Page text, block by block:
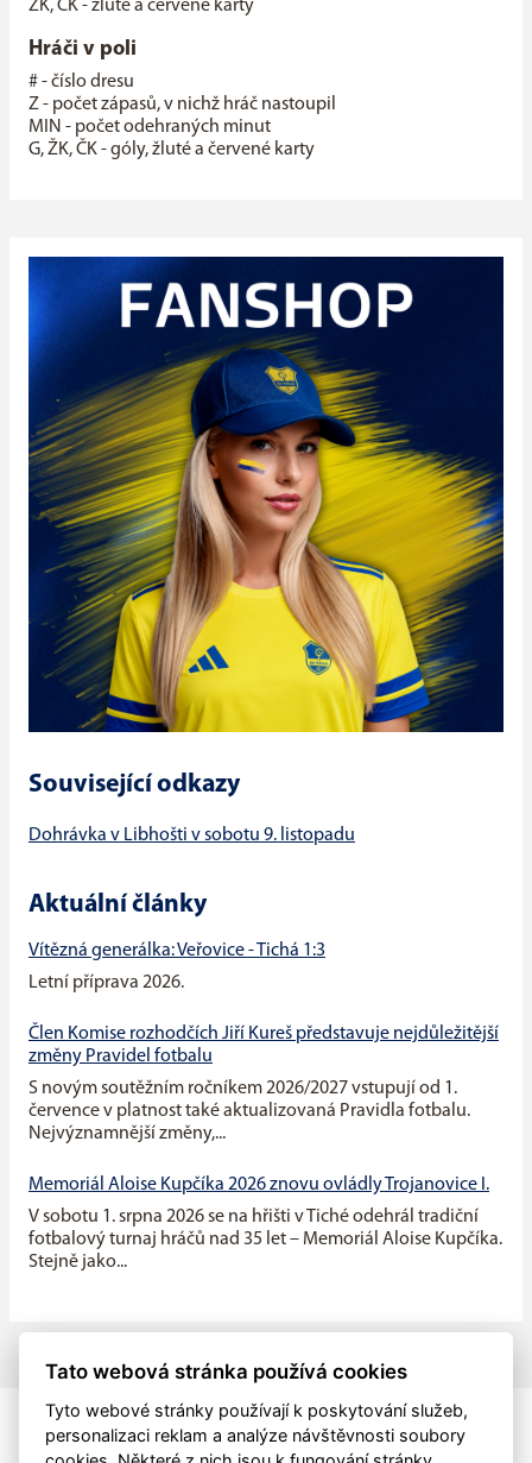
ŽK, ČK - žluté a červené karty
Hráči v poli
# - číslo dresu
Z - počet zápasů, v nichž hráč nastoupil
MIN - počet odehraných minut
G, ŽK, ČK - góly, žluté a červené karty
Související odkazy
Dohrávka v Libhošti v sobotu 9. listopadu
Aktuální články
Vítězná generálka: Veřovice - Tichá 1:3
Letní příprava 2026.
Člen Komise rozhodčích Jiří Kureš představuje nejdůležitější
změny Pravidel fotbalu
S novým soutěžním ročníkem 2026/2027 vstupují od 1.
července v platnost také aktualizovaná Pravidla fotbalu.
Nejvýznamnější změny,...
Memoriál Aloise Kupčíka 2026 znovu ovládly Trojanovice I.
V sobotu 1. srpna 2026 se na hřišti v Tiché odehrál tradiční
fotbalový turnaj hráčů nad 35 let – Memoriál Aloise Kupčíka.
Stejně jako...
Tato webová stránka používá cookies
Tyto webové stránky používají k poskytování služeb,
personalizaci reklam a analýze návštěvnosti soubory